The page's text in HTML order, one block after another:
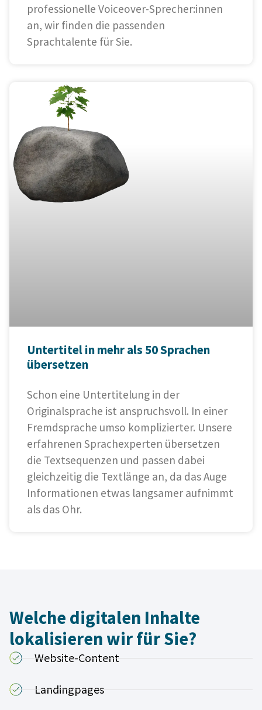
professionelle Voiceover-Sprecher:innen
an, wir finden die passenden
Sprachtalente für Sie.
Untertitel in mehr als 50 Sprachen
übersetzen
Schon eine Untertitelung in der
Originalsprache ist anspruchsvoll. In einer
Fremdsprache umso komplizierter. Unsere
erfahrenen Sprachexperten übersetzen
die Textsequenzen und passen dabei
gleichzeitig die Textlänge an, da das Auge
Informationen etwas langsamer aufnimmt
als das Ohr.
Welche digitalen Inhalte
lokalisieren wir für Sie?
Website-Content
Landingpages